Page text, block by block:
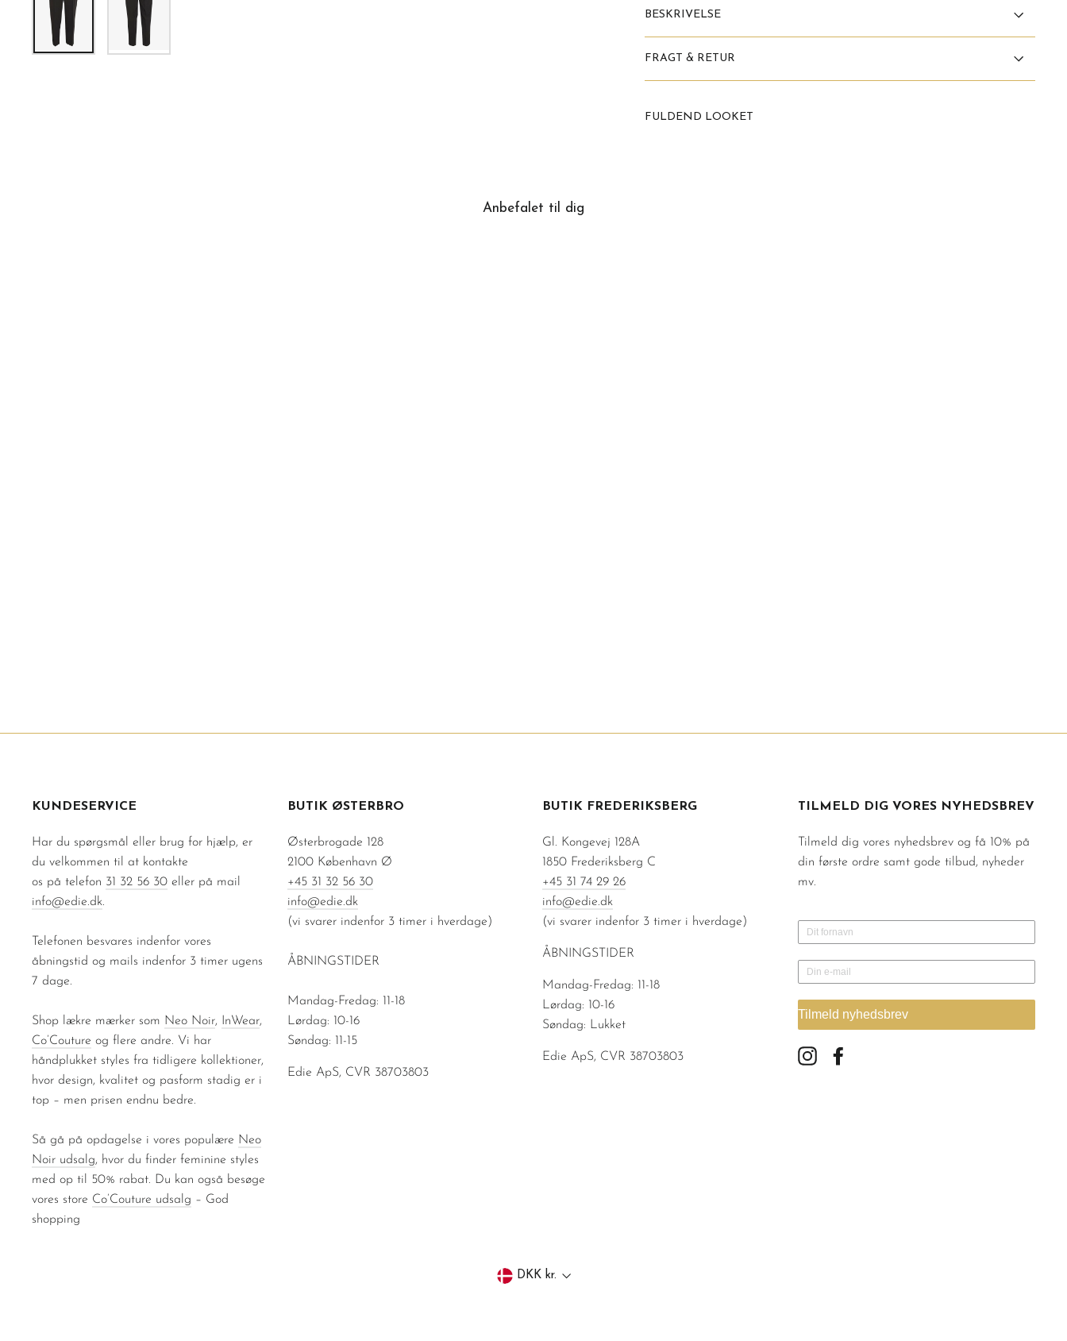
BESKRIVELSE
FRAGT & RETUR
FULDEND LOOKET
Anbefalet til dig
KUNDESERVICE
Har du spørgsmål eller brug for hjælp, er
du velkommen til at kontakte
os på telefon 31 32 56 30 eller på mail
info@edie.dk.
Telefonen besvares indenfor vores
åbningstid og mails indenfor 3 timer ugens
7 dage.
Shop lækre mærker som Neo Noir, InWear,
Co’Couture og flere andre. Vi har
håndplukket styles fra tidligere kollektioner,
hvor design, kvalitet og pasform stadig er i
top – men prisen endnu bedre.
Så gå på opdagelse i vores populære Neo
Noir udsalg, hvor du finder feminine styles
med op til 50% rabat. Du kan også besøge
vores store Co’Couture udsalg – God
shopping
BUTIK ØSTERBRO
Østerbrogade 128
2100 København Ø
+45 31 32 56 30
info@edie.dk
(vi svarer indenfor 3 timer i hverdage)
ÅBNINGSTIDER
Mandag-Fredag: 11-18
Lørdag: 10-16
Søndag: 11-15
Edie ApS, CVR 38703803
BUTIK FREDERIKSBERG
Gl. Kongevej 128A
1850 Frederiksberg C
+45 31 74 29 26
info@edie.dk
(vi svarer indenfor 3 timer i hverdage)
ÅBNINGSTIDER
Mandag-Fredag: 11-18
Lørdag: 10-16
Søndag: Lukket
Edie ApS, CVR 38703803
TILMELD DIG VORES NYHEDSBREV
Tilmeld dig vores nyhedsbrev og få 10% på
din første ordre samt gode tilbud, nyheder
mv.
Tilmeld nyhedsbrev
Instagram
ValutaDKK kr.